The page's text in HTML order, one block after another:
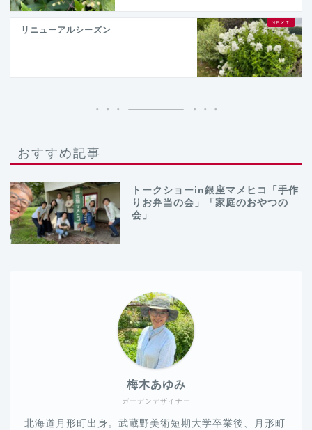
リニューアルシーズン
おすすめ記事
トークショーin銀座マメヒコ「手作
りお弁当の会」「家庭のおやつの
会」
ガーデンデザイナー
梅木あゆみ
北海道月形町出身。武蔵野美術短期大学卒業後、月形町